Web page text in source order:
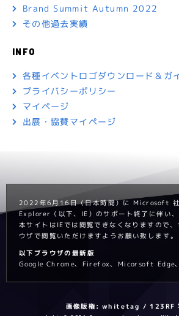
Brand Summit Autumn 2022
その他過去実績
INFO
各種イベントロゴダウンロード＆ガ
プライバシーポリシー
マイページ
出展・協賛マイページ
2022年6月16日（日本時間）に Microsoft
Explorer（以下、IE）のサポート終了に伴い、
本サイトはIEでは閲覧できなくなりますので
ウザで閲覧いただけますようお願い致します。
以下ブラウザの最新版
Google Chrome、Firefox、Micorsoft Edge
画像版権: whitetag / 123RF